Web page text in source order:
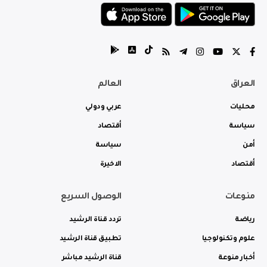
العراق
محليات
سياسة
أمن
أقتصاد
العالم
عربي ودولي
أقتصاد
سياسة
الاخيرة
منوعات
رياضة
علوم وتكنولوجيا
أخبار منوعة
الوصول السريع
تردد قناة الرشيد
تطبيق قناة الرشيد
قناة الرشيد مباشر